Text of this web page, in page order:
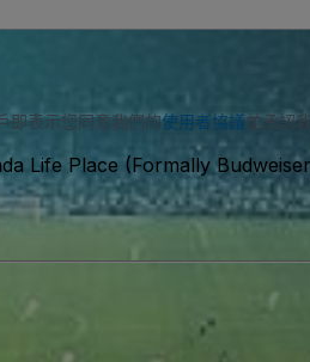
即表示您同意我們的使用者協議並承認
Life Place (Formally